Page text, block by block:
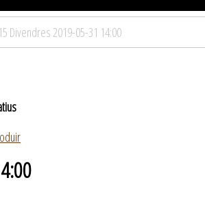
Divendres 2019-05-31 14:00